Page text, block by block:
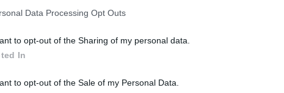
Data Processing Opt Outs
to opt-out of the Sharing of my personal data.
In
to opt-out of the Sale of my Personal Data.